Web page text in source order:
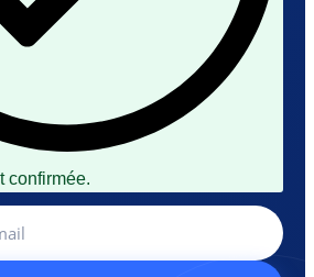
confirmée.